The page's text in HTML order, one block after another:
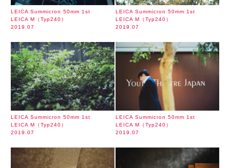
LEICA Summicron 50mm 1st
LEICA M（Typ240）
2019.07
LEICA Summicron 50mm 1st
LEICA M（Typ240）
2019.07
LEICA Summicron 50mm 1st
LEICA M（Typ240）
2019.07
LEICA Summicron 50mm 1st
LEICA M（Typ240）
2019.07